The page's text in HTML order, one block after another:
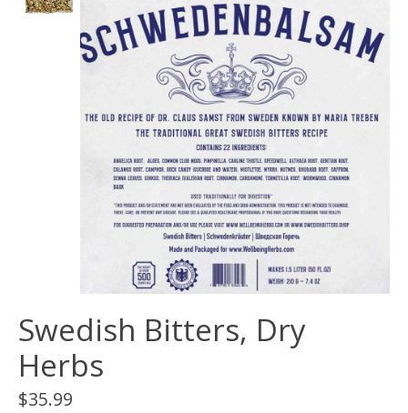
Swedish Bitters, Dry
Herbs
$35.99